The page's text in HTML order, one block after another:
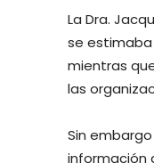
La Dra.
se
mientras
las
Sin
información